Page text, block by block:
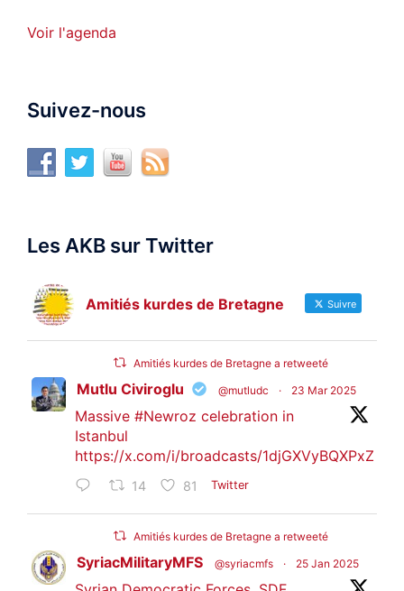
Voir l'agenda
Suivez-nous
Les AKB sur Twitter
Amitiés kurdes de Bretagne Suivre
Amitiés kurdes de Bretagne a retweeté
Mutlu Civiroglu @mutludc · 23 Mar 2025
Massive #Newroz celebration in
Istanbul
https://x.com/i/broadcasts/1djGXVyBQXPxZ
14 81 Twitter
Amitiés kurdes de Bretagne a retweeté
SyriacMilitaryMFS @syriacmfs · 25 Jan 2025